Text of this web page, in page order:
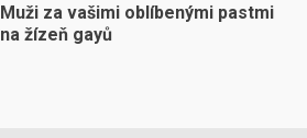
Muži za vašimi oblíbenými pastmi
na žízeň gayů